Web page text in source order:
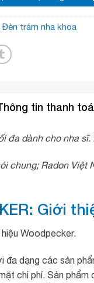
Đèn trám nha khoa
tin thanh
dành cho nha
Radon
Giới
Woodpecker.
dạng các sản
chi phí. Sản